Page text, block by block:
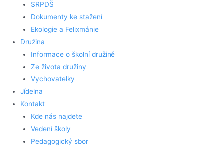
SRPDŠ
Dokumenty ke stažení
Ekologie a Felixmánie
Družina
Informace o školní družině
Ze života družiny
Vychovatelky
Jídelna
Kontakt
Kde nás najdete
Vedení školy
Pedagogický sbor